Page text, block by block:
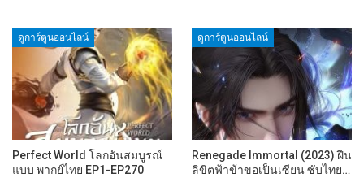
ดูการ์ตูนออนไลน์
Perfect World โลกอันสมบูรณ์
แบบ พากย์ไทย EP1-EP270
ดูการ์ตูนออนไลน์
Renegade Immortal (2023) ฝืน
ลิขิตฟ้าข้าขอเป็นเซียน ซับไทย…